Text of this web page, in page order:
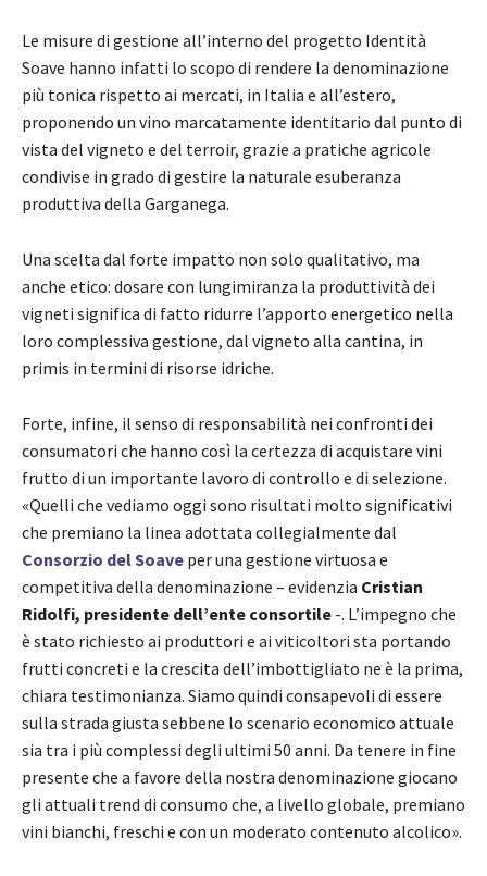
Le misure di gestione all’interno del progetto Identità
Soave hanno infatti lo scopo di rendere la denominazione
più tonica rispetto ai mercati, in Italia e all’estero,
proponendo un vino marcatamente identitario dal punto di
vista del vigneto e del terroir, grazie a pratiche agricole
condivise in grado di gestire la naturale esuberanza
produttiva della Garganega.
Una scelta dal forte impatto non solo qualitativo, ma
anche etico: dosare con lungimiranza la produttività dei
vigneti significa di fatto ridurre l’apporto energetico nella
loro complessiva gestione, dal vigneto alla cantina, in
primis in termini di risorse idriche.
Forte, infine, il senso di responsabilità nei confronti dei
consumatori che hanno così la certezza di acquistare vini
frutto di un importante lavoro di controllo e di selezione.
«Quelli che vediamo oggi sono risultati molto significativi
che premiano la linea adottata collegialmente dal
Consorzio del Soave per una gestione virtuosa e
competitiva della denominazione – evidenzia Cristian
Ridolfi, presidente dell’ente consortile -. L’impegno che
è stato richiesto ai produttori e ai viticoltori sta portando
frutti concreti e la crescita dell’imbottigliato ne è la prima,
chiara testimonianza. Siamo quindi consapevoli di essere
sulla strada giusta sebbene lo scenario economico attuale
sia tra i più complessi degli ultimi 50 anni. Da tenere in fine
presente che a favore della nostra denominazione giocano
gli attuali trend di consumo che, a livello globale, premiano
vini bianchi, freschi e con un moderato contenuto alcolico».